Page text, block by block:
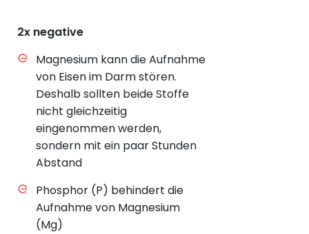
2x negative
Magnesium kann die Aufnahme
von Eisen im Darm stören.
Deshalb sollten beide Stoffe
nicht gleichzeitig
eingenommen werden,
sondern mit ein paar Stunden
Abstand
Phosphor (P) behindert die
Aufnahme von Magnesium
(Mg)